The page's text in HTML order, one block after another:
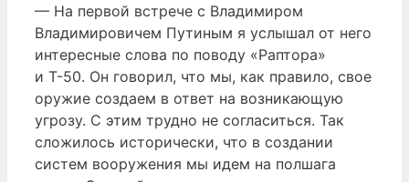
— На первой встрече с Владимиром
Владимировичем Путиным я услышал от него
интересные слова по поводу «Раптора»
и Т-50. Он говорил, что мы, как правило, свое
оружие создаем в ответ на возникающую
угрозу. С этим трудно не согласиться. Так
сложилось исторически, что в создании
систем вооружения мы идем на полшага